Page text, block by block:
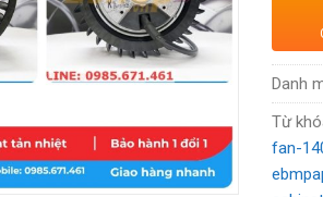
Danh
Từ
fan-